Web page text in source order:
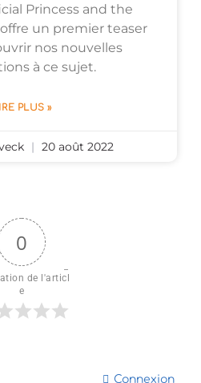
Princess and the
un premier teaser
nos nouvelles
à ce sujet.
PLUS »
20 août 2022
0
de l'articl
e
Connexion